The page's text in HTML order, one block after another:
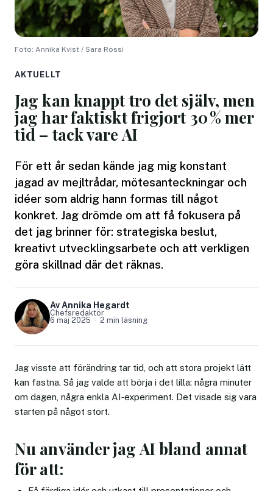
Foto: Annika Kvist / Sara Rossi
AKTUELLT
Jag kan knappt tro det själv, men
jag har faktiskt frigjort 30 % mer
tid – tack vare AI
För ett år sedan kände jag mig konstant
jagad av mejltrådar, mötesanteckningar och
idéer som aldrig hann formas till något
konkret. Jag drömde om att få fokusera på
det jag brinner för: strategiska beslut,
kreativt utvecklingsarbete och att verkligen
göra skillnad där det räknas.
Av Annika Hegardt
Chefsredaktör
6 maj 2025
2 min läsning
Jag visste att förändring tar tid, och att stora projekt lätt
kan fastna. Så jag valde att börja i det lilla: några minuter
om dagen, några enkla AI‑experiment. Det visade sig vara
starten på något stort.
Nu använder jag AI bland annat
för att: